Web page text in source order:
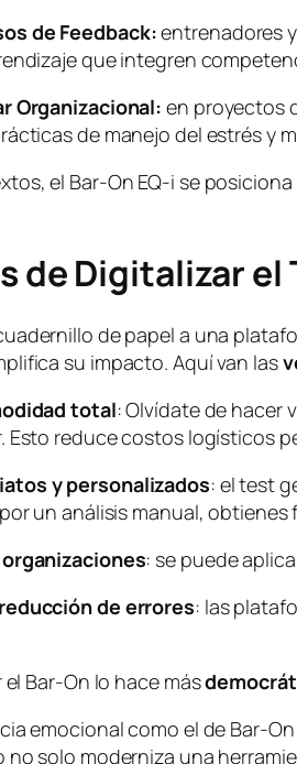
de Feedback:entrenadores
que integren
Organizacional:en proyectos
de manejo del estrés y
el Bar-On EQ-i se
de Digitalizar el
de papel a una
su impacto. Aquí van las
total: Olvídate de hacer
Esto reduce costos logísticos
y personalizados: el test
un análisis manual,
: se puede
de errores: las
Bar-On lo hace más
emocional como el de Bar-
no solo moderniza una